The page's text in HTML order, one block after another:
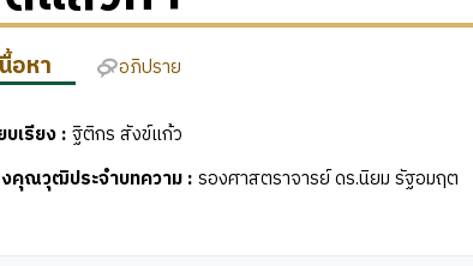
อหา อภิปราย
บเรียง : ฐิติกร สังข์แก้ว
คุณวุฒิประจำบทความ : รองศาสตราจารย์ ดร.นิยม รัฐอมฤต